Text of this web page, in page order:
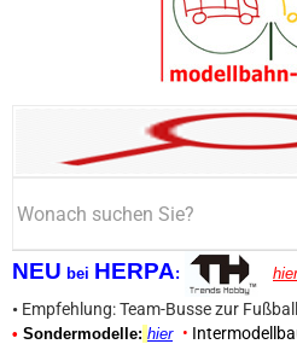
NEU bei HERPA: hier
• Empfehlung: Team-Busse zur
• Sondermodelle: hier •